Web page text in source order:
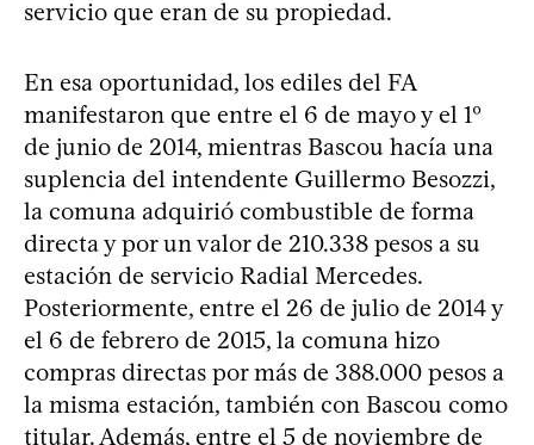
servicio que eran de su propiedad.
En esa oportunidad, los ediles del FA
manifestaron que entre el 6 de mayo y el 1º
de junio de 2014, mientras Bascou hacía una
suplencia del intendente Guillermo Besozzi,
la comuna adquirió combustible de forma
directa y por un valor de 210.338 pesos a su
estación de servicio Radial Mercedes.
Posteriormente, entre el 26 de julio de 2014 y
el 6 de febrero de 2015, la comuna hizo
compras directas por más de 388.000 pesos a
la misma estación, también con Bascou como
titular. Además, entre el 5 de noviembre de